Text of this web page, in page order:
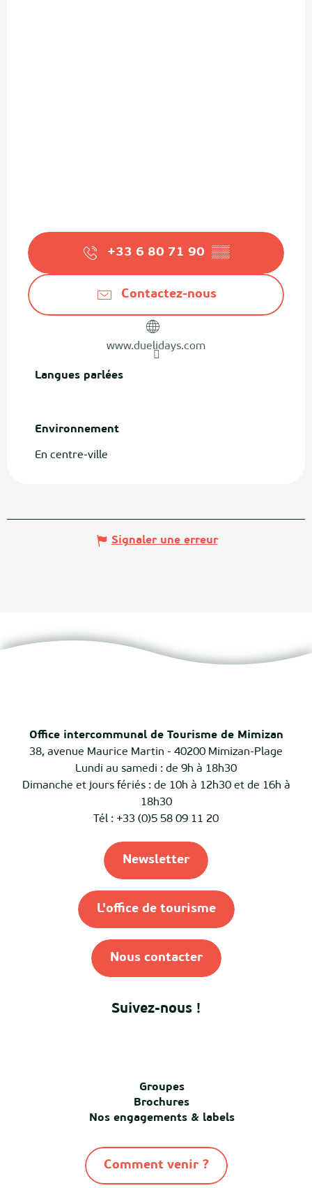
+33 6 80 71 90 ▒▒
Contactez-nous
www.duelidays.com
Langues parlées
Langues parlées
Environnement
Environnement
En centre-ville
Signaler une erreur
Office intercommunal de Tourisme de Mimizan
38, avenue Maurice Martin - 40200 Mimizan-Plage
Lundi au samedi : de 9h à 18h30
Dimanche et jours fériés : de 10h à 12h30 et de 16h à
18h30
Tél : +33 (0)5 58 09 11 20
Newsletter
L'office de tourisme
Nous contacter
Suivez-nous !
Groupes
Brochures
Nos engagements & labels
Comment venir ?